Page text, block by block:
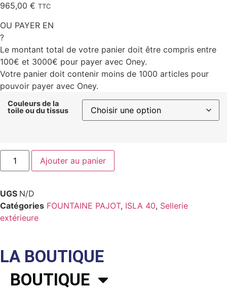
965,00 € TTC
OU PAYER EN
?
Le montant total de votre panier doit être compris entre
100€ et 3000€ pour payer avec Oney.
Votre panier doit contenir moins de 1000 articles pour
pouvoir payer avec Oney.
Couleurs de la
toile ou du tissus
Ajouter au panier
UGS N/D
Catégories FOUNTAINE PAJOT, ISLA 40, Sellerie
extérieure
LA BOUTIQUE
BOUTIQUE